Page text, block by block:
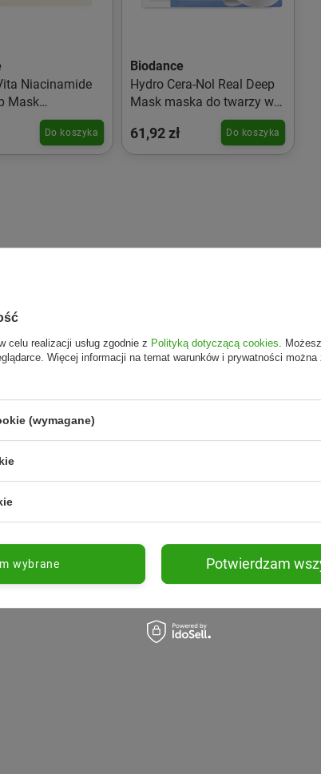
Niacinamide
Mask
maska w
Do koszyka
Biodance
Hydro Cera-Nol Real Deep
Mask maska do twarzy w
61,92 zł Do koszyka
celu realizacji usług zgodnie z Polityką dotyczącą cookies .
Więcej informacji na temat warunków i prywatności
(wymagane)
wybrane Potwierdzam